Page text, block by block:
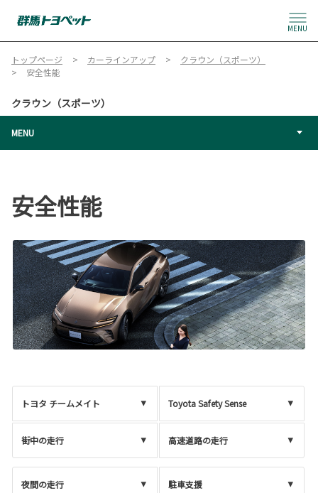
MENU
トップページ カーラインアップ
クラウン（スポーツ）
安全性能
クラウン（スポーツ）
MENU
安全性能
トヨタ チームメイト Toyota Safety Sense
街中の走行 高速道路の走行
夜間の走行 駐車支援